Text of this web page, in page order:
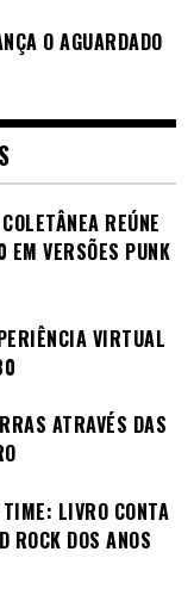
O AGUARDADO
REÚNE
EM VERSÕES PUNK
VIRTUAL
ATRAVÉS DAS
LIVRO CONTA
ROCK DOS ANOS